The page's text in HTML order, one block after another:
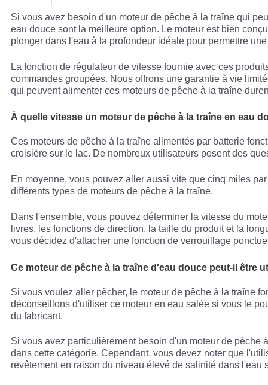
Si vous avez besoin d'un moteur de pêche à la traîne qui
eau douce sont la meilleure option. Le moteur est bien
plonger dans l'eau à la profondeur idéale pour permettre
La fonction de régulateur de vitesse fournie avec ces
commandes groupées. Nous offrons une garantie à vie
qui peuvent alimenter ces moteurs de pêche à la traîne
À quelle vitesse un moteur de pêche à la traîne en eau
Ces moteurs de pêche à la traîne alimentés par batterie
croisière sur le lac. De nombreux utilisateurs posent des
En moyenne, vous pouvez aller aussi vite que cinq miles
différents types de moteurs de pêche à la traîne.
Dans l'ensemble, vous pouvez déterminer la vitesse du
livres, les fonctions de direction, la taille du produit et la
vous décidez d'attacher une fonction de verrouillage
Ce moteur de pêche à la traîne d'eau douce peut-il être
Si vous voulez aller pêcher, le moteur de pêche à la traîne
déconseillons d'utiliser ce moteur en eau salée si vous le
du fabricant.
Si vous avez particulièrement besoin d'un moteur de pêche
dans cette catégorie. Cependant, vous devez noter que
revêtement en raison du niveau élevé de salinité dans l'eau